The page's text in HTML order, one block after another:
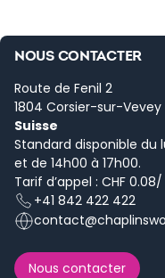
NOUS CONTACTER
Route de Fenil 2
1804 Corsier-sur-Vevey
Suisse
Standard disponible du
et de 14h00 à 17h00.
Tarif d’appel : CHF
+41 842 422 422
Nous contacter